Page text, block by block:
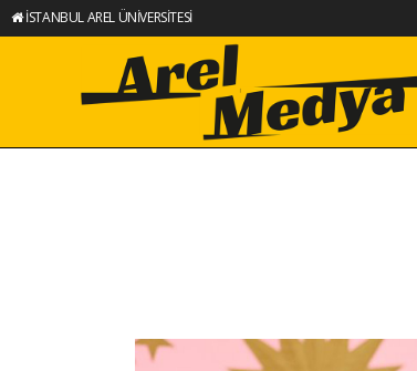
İSTANBUL AREL ÜNİVERSİTESİ